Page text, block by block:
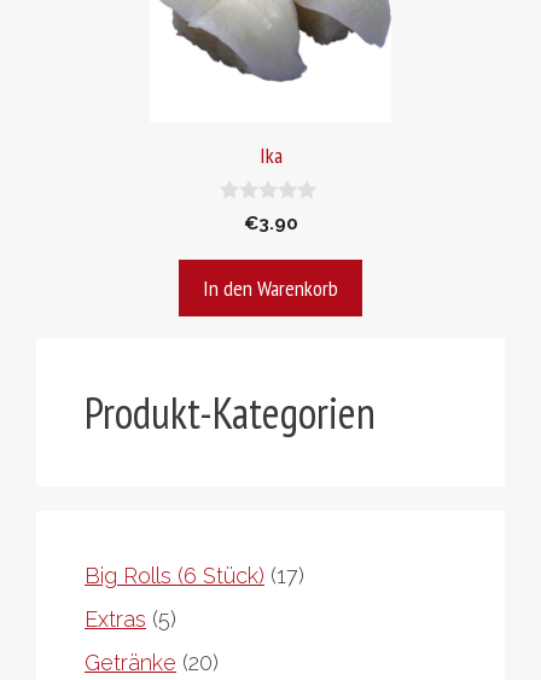
Ika
5
€3.90
In den Warenkorb
Produkt-Kategorien
Big Rolls (6 Stück) 1717
Extras 55
Produkte
Getränke 2020